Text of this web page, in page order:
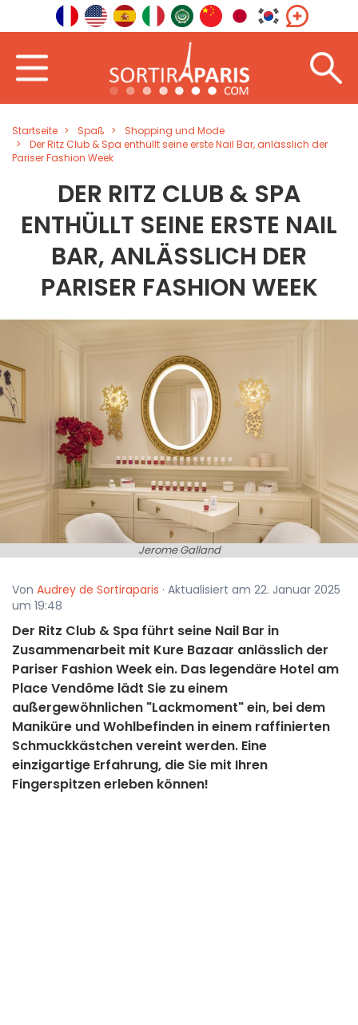
Startseite Spaß
Shopping und Mode
Der Ritz Club & Spa enthüllt seine erste Nail Bar, anlässlich der
Pariser Fashion Week
DER RITZ CLUB & SPA
ENTHÜLLT SEINE ERSTE NAIL
BAR, ANLÄSSLICH DER
PARISER FASHION WEEK
Jerome Galland
Von Audrey de Sortiraparis · Aktualisiert am 22. Januar 2025
um 19:48
Der Ritz Club & Spa führt seine Nail Bar in
Zusammenarbeit mit Kure Bazaar anlässlich der
Pariser Fashion Week ein. Das legendäre Hotel am
Place Vendôme lädt Sie zu einem
außergewöhnlichen "Lackmoment" ein, bei dem
Maniküre und Wohlbefinden in einem raffinierten
Schmuckkästchen vereint werden. Eine
einzigartige Erfahrung, die Sie mit Ihren
Fingerspitzen erleben können!